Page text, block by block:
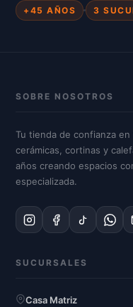
+45 AÑOS 3
SOBRE NOSOTROS
Tu tienda de confianza en
cerámicas, cortinas y
años creando espacios
especializada.
SUCURSALES
Casa Matriz